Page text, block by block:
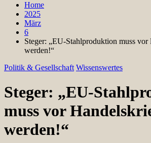
Home
2025
März
6
Steger: „EU-Stahlproduktion muss vor
werden!“
Politik & Gesellschaft Wissenswertes
Steger: „EU-
muss vor
werden!“